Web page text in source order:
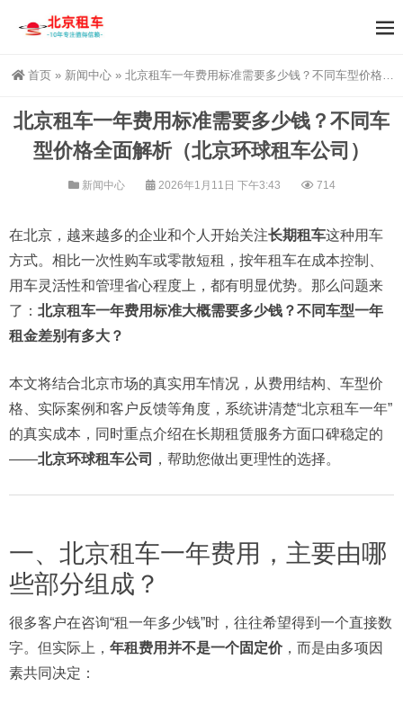
首页 » 新闻中心 » 北京租车一年费用标准需要多少钱？不同车型价格全面解析（北京环球租车公司）
北京租车一年费用标准需要多少钱？不同车
型价格全面解析（北京环球租车公司）
新闻中心 2026年1月11日 下午3:43 714
在北京，越来越多的企业和个人开始关注长期租车这种用车
方式。相比一次性购车或零散短租，按年租车在成本控制、
用车灵活性和管理省心程度上，都有明显优势。那么问题来
了： 北京租车一年费用标准大概需要多少钱？不同车型一年
租金差别有多大？
本文将结合北京市场的真实用车情况，从费用结构、车型价
格、实际案例和客户反馈等角度，系统讲清楚“北京租车一年”
的真实成本，同时重点介绍在长期租赁服务方面口碑稳定的
——北京环球租车公司 ，帮助您做出更理性的选择。
一、北京租车一年费用，主要由哪
些部分组成？
很多客户在咨询“租一年多少钱”时，往往希望得到一个直接数
字。但实际上， 年租费用并不是一个固定价，而是由多项因
素共同决定：